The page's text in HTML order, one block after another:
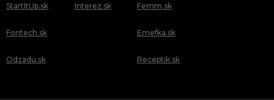
StartItUp.sk
Fontech.sk
Odzadu.sk
Interez.sk Femm.sk
Emefka.sk
Receptik.sk